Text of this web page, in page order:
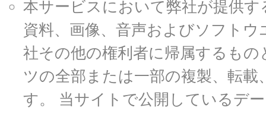
本サービスにおいて弊社が提供
資料、画像、音声およびソフト
社その他の権利者に帰属するも
ツの全部または一部の複製、転
す。 当サイトで公開しているデ